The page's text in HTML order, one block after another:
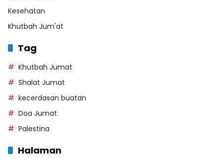
Kesehatan
Khutbah Jum'at
Tag
Khutbah Jumat
Shalat Jumat
kecerdasan buatan
Doa Jumat
Palestina
Halaman